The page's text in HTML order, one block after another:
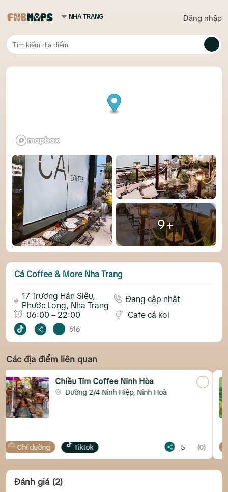
Đăng nhập
9+
Cá Coffee & More Nha Trang
17 Trương Hán Siêu,
Phước Long, Nha Trang
Đang cập nhật
06:00 – 22:00
Cafe cá koi
616
Các địa điểm liên quan
Ninh Hòa
Hiệp, Ninh Hoà
5 (0)
Xóm Cốm
Đường Xóm
Tiktok
Đánh giá (2)